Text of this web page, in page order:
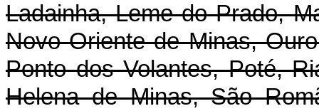
Ladainha, Leme do Prado,
Novo Oriente de Minas,
Ponto dos Volantes, Poté,
Helena de Minas, São